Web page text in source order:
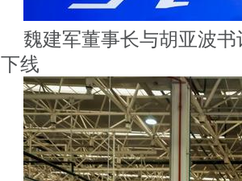
魏建军董事长与胡亚波
下线